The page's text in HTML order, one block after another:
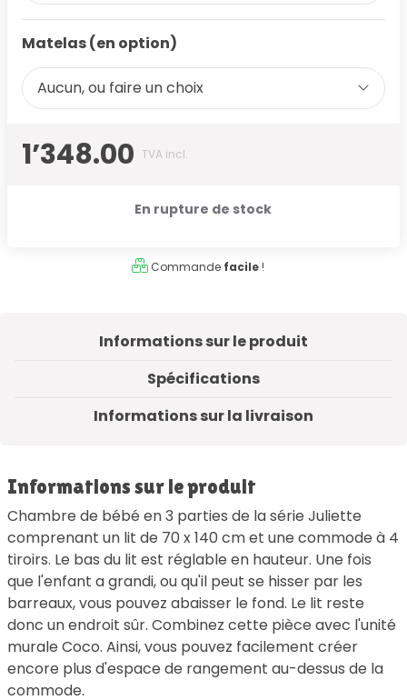
Matelas (en option)
Aucun, ou faire un choix
1’348.00 TVA incl.
En rupture de stock
Commande facile!
Informations sur le produit
Spécifications
Informations sur la livraison
Informations sur le produit
Chambre de bébé en 3 parties de la série Juliette
comprenant un lit de 70 x 140 cm et une commode à 4
tiroirs. Le bas du lit est réglable en hauteur. Une fois
que l'enfant a grandi, ou qu'il peut se hisser par les
barreaux, vous pouvez abaisser le fond. Le lit reste
donc un endroit sûr. Combinez cette pièce avec l'unité
murale Coco. Ainsi, vous pouvez facilement créer
encore plus d'espace de rangement au-dessus de la
commode.